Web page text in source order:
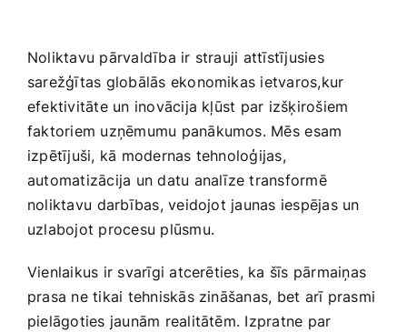
Noliktavu pārvaldība ir strauji attīstījusies
‌sarežģītas globālās ekonomikas ietvaros,kur
efektivitāte un inovācija kļūst par izšķirošiem
faktoriem uzņēmumu panākumos. Mēs⁤ esam
izpētījuši, ​kā modernas tehnoloģijas,
automatizācija un datu analīze transformē
noliktavu⁣ darbības, veidojot jaunas iespējas un
uzlabojot procesu plūsmu.
Vienlaikus ir svarīgi atcerēties, ka šīs pārmaiņas
prasa ne tikai tehniskās zināšanas, bet arī prasmi
pielāgoties jaunām realitātēm. Izpratne par